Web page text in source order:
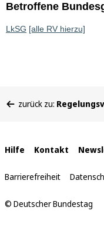
Betroffene
LkSG [alle RV hierzu]
befinden
zurück zu:
Interne
Links
Hilfe Kontakt
Barrierefreiheit
© Deutscher Bundestag